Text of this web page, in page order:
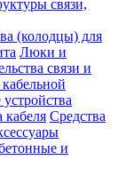
связи,
(колодцы) для
Люки и
связи и
Средства
и